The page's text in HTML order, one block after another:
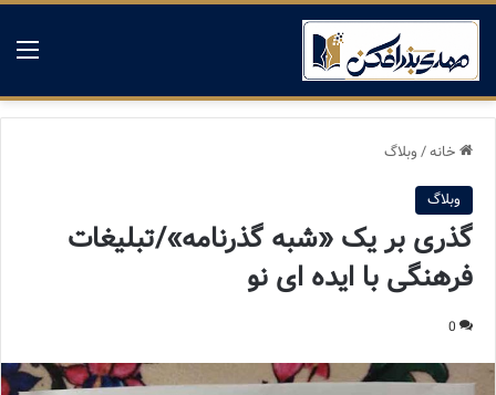
خانه/وبلاگ
وبلاگ
گذری بر یک «شبه گذرنامه»/تبلیغات
فرهنگی با ایده ای نو
0